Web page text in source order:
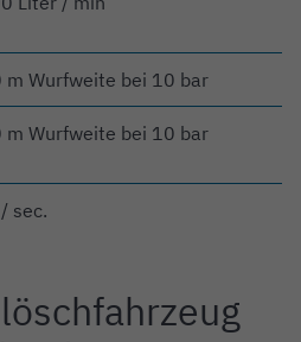
m Wurfweite bei 10 bar
m Wurfweite bei 10 bar
sec.
Einleitung